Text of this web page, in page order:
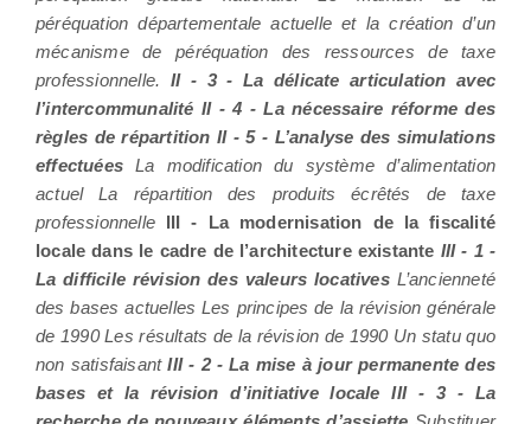
péréquation départementale actuelle et la création d’un
mécanisme de péréquation des ressources de taxe
professionnelle. II - 3 - La délicate articulation avec
l’intercommunalité II - 4 - La nécessaire réforme des
règles de répartition II - 5 - L’analyse des simulations
effectuées La modification du système d’alimentation
actuel La répartition des produits écrêtés de taxe
professionnelle III - La modernisation de la fiscalité
locale dans le cadre de l’architecture existante III - 1 -
La difficile révision des valeurs locativesL’ancienneté
des bases actuelles Les principes de la révision générale
de 1990 Les résultats de la révision de 1990 Un statu quo
non satisfaisantIII - 2 - La mise à jour permanente des
bases et la révision d’initiative locale III - 3 - La